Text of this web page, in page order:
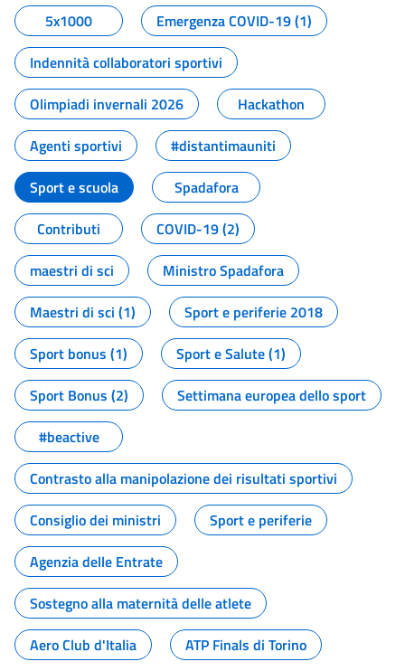
5x1000
Emergenza COVID-19 (1)
Indennità collaboratori sportivi
Olimpiadi invernali 2026
Hackathon
Agenti sportivi
#distantimauniti
Sport e scuola
Spadafora
Contributi
COVID-19 (2)
maestri di sci
Ministro Spadafora
Maestri di sci (1)
Sport e periferie 2018
Sport bonus (1)
Sport e Salute (1)
Sport Bonus (2)
Settimana europea dello sport
#beactive
Contrasto alla manipolazione dei risultati sportivi
Consiglio dei ministri
Sport e periferie
Agenzia delle Entrate
Sostegno alla maternità delle atlete
Aero Club d'Italia
ATP Finals di Torino